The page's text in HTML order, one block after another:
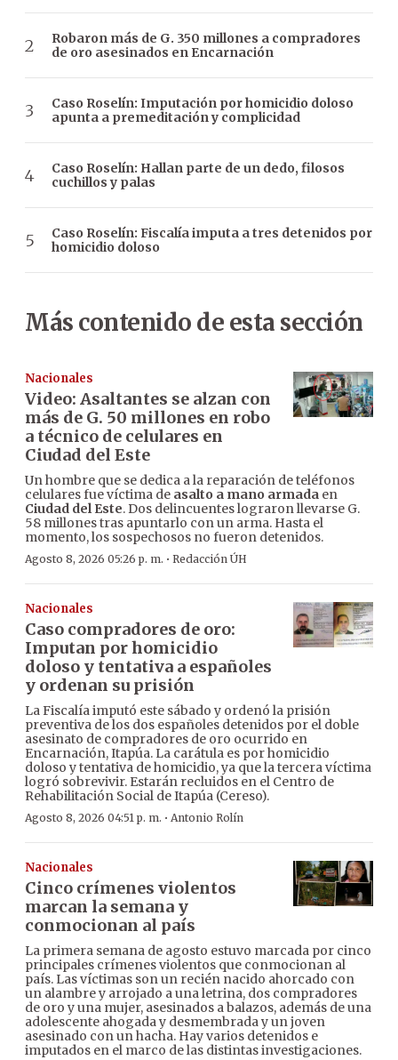
Robaron más de G. 350 millones a compradores
de oro asesinados en Encarnación
Caso Roselín: Imputación por homicidio doloso
apunta a premeditación y complicidad
Caso Roselín: Hallan parte de un dedo, filosos
cuchillos y palas
Caso Roselín: Fiscalía imputa a tres detenidos por
homicidio doloso
Más contenido de esta sección
Nacionales
Video: Asaltantes se alzan con
más de G. 50 millones en robo
a técnico de celulares en
Ciudad del Este
Un hombre que se dedica a la reparación de teléfonos
celulares fue víctima de asalto a mano armada en
Ciudad del Este. Dos delincuentes lograron llevarse G.
58 millones tras apuntarlo con un arma. Hasta el
momento, los sospechosos no fueron detenidos.
Agosto 8, 2026 05:26 p. m. · Redacción ÚH
Nacionales
Caso compradores de oro:
Imputan por homicidio
doloso y tentativa a españoles
y ordenan su prisión
La Fiscalía imputó este sábado y ordenó la prisión
preventiva de los dos españoles detenidos por el doble
asesinato de compradores de oro ocurrido en
Encarnación, Itapúa. La carátula es por homicidio
doloso y tentativa de homicidio, ya que la tercera víctima
logró sobrevivir. Estarán recluidos en el Centro de
Rehabilitación Social de Itapúa (Cereso).
Agosto 8, 2026 04:51 p. m. · Antonio Rolín
Nacionales
Cinco crímenes violentos
marcan la semana y
conmocionan al país
La primera semana de agosto estuvo marcada por cinco
principales crímenes violentos que conmocionan al
país. Las víctimas son un recién nacido ahorcado con
un alambre y arrojado a una letrina, dos compradores
de oro y una mujer, asesinados a balazos, además de una
adolescente ahogada y desmembrada y un joven
asesinado con un hacha. Hay varios detenidos e
imputados en el marco de las distintas investigaciones.